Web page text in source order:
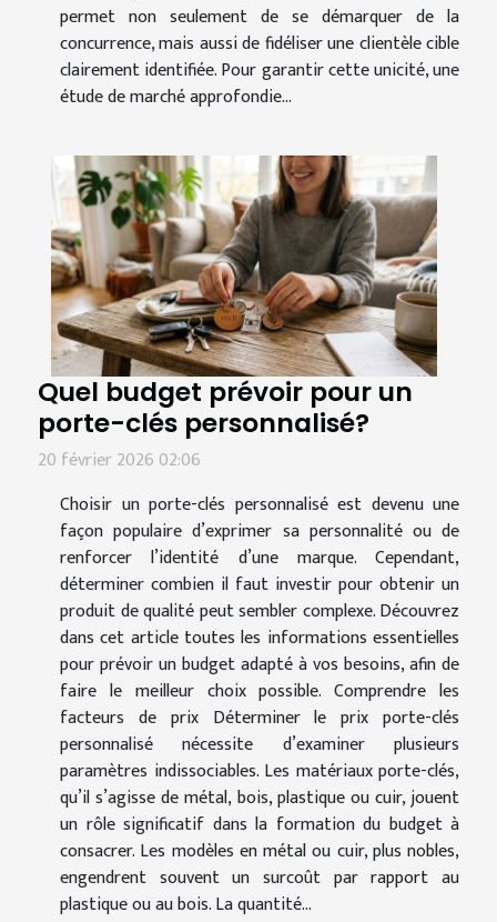
permet non seulement de se démarquer de la
concurrence, mais aussi de fidéliser une clientèle cible
clairement identifiée. Pour garantir cette unicité, une
étude de marché approfondie...
Quel budget prévoir pour un
porte-clés personnalisé?
20 février 2026 02:06
Choisir un porte-clés personnalisé est devenu une
façon populaire d’exprimer sa personnalité ou de
renforcer l’identité d’une marque. Cependant,
déterminer combien il faut investir pour obtenir un
produit de qualité peut sembler complexe. Découvrez
dans cet article toutes les informations essentielles
pour prévoir un budget adapté à vos besoins, afin de
faire le meilleur choix possible. Comprendre les
facteurs de prix Déterminer le prix porte-clés
personnalisé nécessite d’examiner plusieurs
paramètres indissociables. Les matériaux porte-clés,
qu’il s’agisse de métal, bois, plastique ou cuir, jouent
un rôle significatif dans la formation du budget à
consacrer. Les modèles en métal ou cuir, plus nobles,
engendrent souvent un surcoût par rapport au
plastique ou au bois. La quantité...